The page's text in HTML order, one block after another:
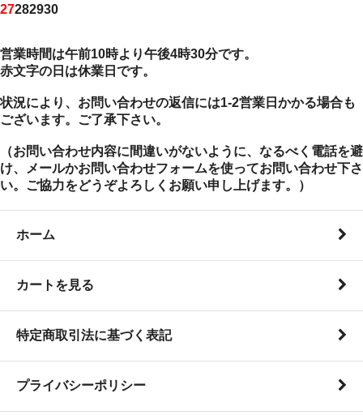
27282930
営業時間は午前10時より午後4時30分です。
赤文字の日は休業日です。
状況により、お問い合わせの返信には1-2営業日かかる場合も
ございます。ご了承下さい。
（お問い合わせ内容に間違いがないように、なるべく電話を避
け、メールかお問い合わせフォームを使ってお問い合わせ下さ
い。ご協力をどうぞよろしくお願い申し上げます。）
ホーム
カートを見る
特定商取引法に基づく表記
プライバシーポリシー